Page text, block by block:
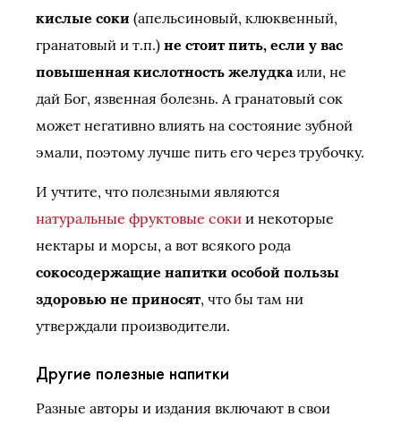
кислые соки (апельсиновый, клюквенный,
гранатовый и т.п.) не стоит пить, если у вас
повышенная кислотность желудкаили, не
дай Бог, язвенная болезнь. А гранатовый сок
может негативно влиять на состояние зубной
эмали, поэтому лучше пить его через трубочку.
И учтите, что полезными являются
натуральные фруктовые соки и некоторые
нектары и морсы, а вот всякого рода
сокосодержащие напитки особой пользы
здоровью не приносят, что бы там ни
утверждали производители.
Другие полезные напитки
Разные авторы и издания включают в свои